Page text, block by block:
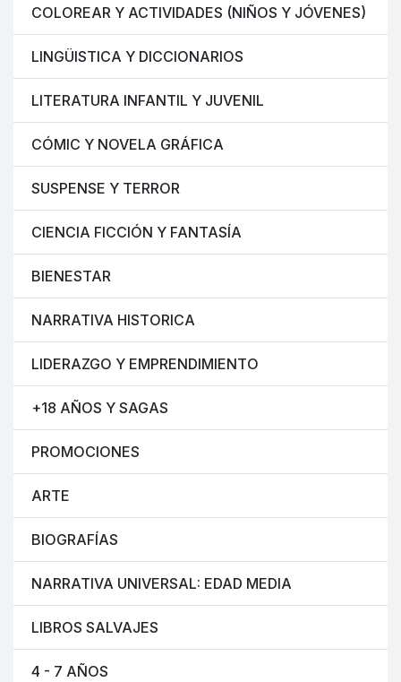
COLOREAR Y ACTIVIDADES (NIÑOS Y JÓVENES)
LINGÜISTICA Y DICCIONARIOS
LITERATURA INFANTIL Y JUVENIL
CÓMIC Y NOVELA GRÁFICA
SUSPENSE Y TERROR
CIENCIA FICCIÓN Y FANTASÍA
BIENESTAR
NARRATIVA HISTORICA
LIDERAZGO Y EMPRENDIMIENTO
+18 AÑOS Y SAGAS
PROMOCIONES
ARTE
BIOGRAFÍAS
NARRATIVA UNIVERSAL: EDAD MEDIA
LIBROS SALVAJES
4 - 7 AÑOS